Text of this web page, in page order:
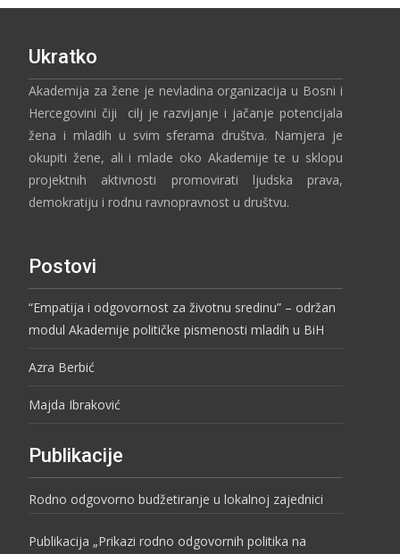
Ukratko
Akademija za žene je nevladina organizacija u Bosni i
Hercegovini čiji cilj je razvijanje i jačanje potencijala
žena i mladih u svim sferama društva. Namjera je
okupiti žene, ali i mlade oko Akademije te u sklopu
projektnih aktivnosti promovirati ljudska prava,
demokratiju i rodnu ravnopravnost u društvu.
Postovi
“Empatija i odgovornost za životnu sredinu” – održan
modul Akademije političke pismenosti mladih u BiH
Azra Berbić
Majda Ibraković
Publikacije
Rodno odgovorno budžetiranje u lokalnoj zajednici
Publikacija „Prikazi rodno odgovornih politika na